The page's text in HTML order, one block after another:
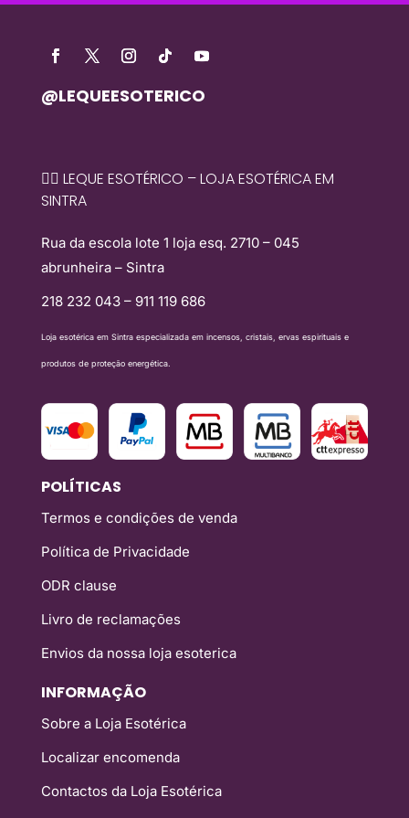
@LEQUEESOTERICO
🧙‍♀️ LEQUE ESOTÉRICO – LOJA ESOTÉRICA EM
SINTRA
Rua da escola lote 1 loja esq. 2710 – 045
abrunheira – Sintra
218 232 043 – 911 119 686
Loja esotérica em Sintra especializada em incensos, cristais, ervas espirituais e
produtos de proteção energética.
POLÍTICAS
Termos e condições de venda
Política de Privacidade
ODR clause
Livro de reclamações
Envios da nossa loja esoterica
INFORMAÇÃO
Sobre a Loja Esotérica
Localizar encomenda
Contactos da Loja Esotérica